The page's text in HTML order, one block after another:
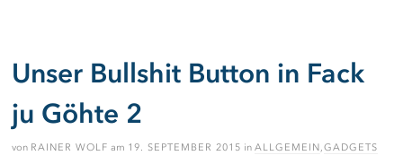
Unser Bullshit Button in Fack
ju Göhte 2
von RAINER WOLF am 19. SEPTEMBER 2015 inALLGEMEIN,GADGETS